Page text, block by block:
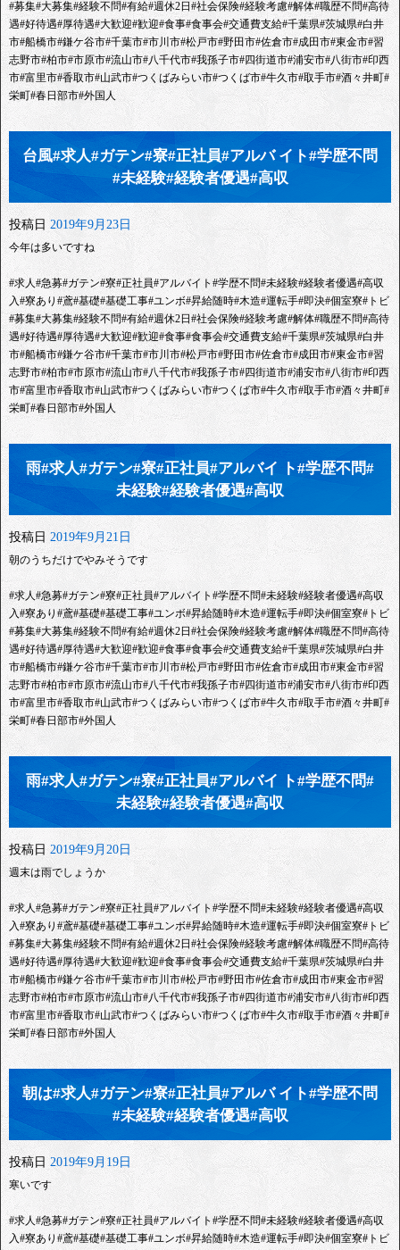
#募集#大募集#経験不問#有給#週休2日#社会保険#経験考慮#解体#職歴不問#高待
遇#好待遇#厚待遇#大歓迎#歓迎#食事#食事会#交通費支給#千葉県#茨城県#白井
市#船橋市#鎌ケ谷市#千葉市#市川市#松戸市#野田市#佐倉市#成田市#東金市#習
志野市#柏市#市原市#流山市#八千代市#我孫子市#四街道市#浦安市#八街市#印西
市#富里市#香取市#山武市#つくばみらい市#つくば市#牛久市#取手市#酒々井町#
栄町#春日部市#外国人
台風#求人#ガテン#寮#正社員#アルバ イト#学歴不問
#未経験#経験者優遇#高収
投稿日 2019年9月23日
今年は多いですね
#求人#急募#ガテン#寮#正社員#アルバイト#学歴不問#未経験#経験者優遇#高収
入#寮あり#鳶#基礎#基礎工事#ユンボ#昇給随時#木造#運転手#即決#個室寮#トビ
#募集#大募集#経験不問#有給#週休2日#社会保険#経験考慮#解体#職歴不問#高待
遇#好待遇#厚待遇#大歓迎#歓迎#食事#食事会#交通費支給#千葉県#茨城県#白井
市#船橋市#鎌ケ谷市#千葉市#市川市#松戸市#野田市#佐倉市#成田市#東金市#習
志野市#柏市#市原市#流山市#八千代市#我孫子市#四街道市#浦安市#八街市#印西
市#富里市#香取市#山武市#つくばみらい市#つくば市#牛久市#取手市#酒々井町#
栄町#春日部市#外国人
雨#求人#ガテン#寮#正社員#アルバイ ト#学歴不問#
未経験#経験者優遇#高収
投稿日 2019年9月21日
朝のうちだけでやみそうです
#求人#急募#ガテン#寮#正社員#アルバイト#学歴不問#未経験#経験者優遇#高収
入#寮あり#鳶#基礎#基礎工事#ユンボ#昇給随時#木造#運転手#即決#個室寮#トビ
#募集#大募集#経験不問#有給#週休2日#社会保険#経験考慮#解体#職歴不問#高待
遇#好待遇#厚待遇#大歓迎#歓迎#食事#食事会#交通費支給#千葉県#茨城県#白井
市#船橋市#鎌ケ谷市#千葉市#市川市#松戸市#野田市#佐倉市#成田市#東金市#習
志野市#柏市#市原市#流山市#八千代市#我孫子市#四街道市#浦安市#八街市#印西
市#富里市#香取市#山武市#つくばみらい市#つくば市#牛久市#取手市#酒々井町#
栄町#春日部市#外国人
雨#求人#ガテン#寮#正社員#アルバイ ト#学歴不問#
未経験#経験者優遇#高収
投稿日 2019年9月20日
週末は雨でしょうか
#求人#急募#ガテン#寮#正社員#アルバイト#学歴不問#未経験#経験者優遇#高収
入#寮あり#鳶#基礎#基礎工事#ユンボ#昇給随時#木造#運転手#即決#個室寮#トビ
#募集#大募集#経験不問#有給#週休2日#社会保険#経験考慮#解体#職歴不問#高待
遇#好待遇#厚待遇#大歓迎#歓迎#食事#食事会#交通費支給#千葉県#茨城県#白井
市#船橋市#鎌ケ谷市#千葉市#市川市#松戸市#野田市#佐倉市#成田市#東金市#習
志野市#柏市#市原市#流山市#八千代市#我孫子市#四街道市#浦安市#八街市#印西
市#富里市#香取市#山武市#つくばみらい市#つくば市#牛久市#取手市#酒々井町#
栄町#春日部市#外国人
朝は#求人#ガテン#寮#正社員#アルバ イト#学歴不問
#未経験#経験者優遇#高収
投稿日 2019年9月19日
寒いです
#求人#急募#ガテン#寮#正社員#アルバイト#学歴不問#未経験#経験者優遇#高収
入#寮あり#鳶#基礎#基礎工事#ユンボ#昇給随時#木造#運転手#即決#個室寮#トビ